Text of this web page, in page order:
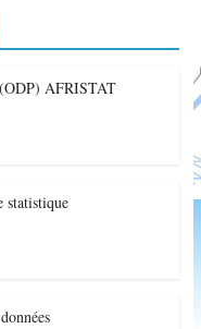
AFRISTAT
statistique